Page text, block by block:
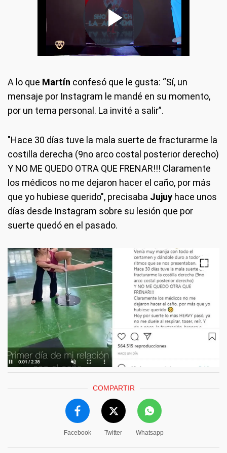
A lo que Martín confesó que le gusta: “Sí, un
mensaje por Instagram le mandé en su momento,
por un tema personal. La invité a salir”.
"Hace 30 días tuve la mala suerte de fracturarme la
costilla derecha (9no arco costal posterior derecho)
Y NO ME QUEDO OTRA QUE FRENAR!!! Claramente
los médicos no me dejaron hacer el caño, por más
que yo hubiese querido", precisaba Jujuy hace unos
días desde Instagram sobre su lesión que por
suerte quedó en el pasado.
COMPARTIR
Facebook Twitter Whatsapp